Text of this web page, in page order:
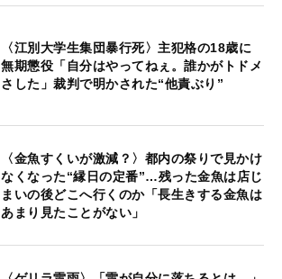
〈江別大学生集団暴行死〉主犯格の18歳に
無期懲役「自分はやってねぇ。誰かがトドメ
さした」裁判で明かされた“他責ぶり”
〈金魚すくいが激減？〉都内の祭りで見かけ
なくなった“縁日の定番”…残った金魚は店じ
まいの後どこへ行くのか「長生きする金魚は
あまり見たことがない」